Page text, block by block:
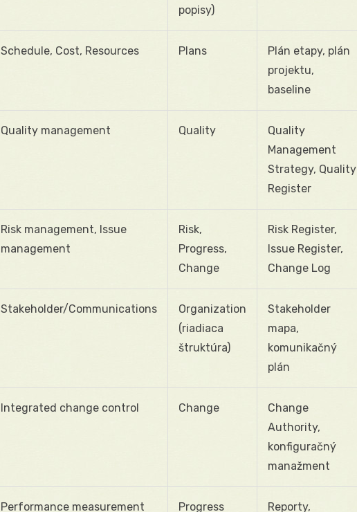
popisy)
Schedule, Cost, Resources Plans
Plán etapy, plán
projektu,
baseline
Quality management Quality
Quality
Management
Strategy, Quality
Register
Risk management, Issue
management
Risk,
Progress,
Change
Risk Register,
Issue Register,
Change Log
Stakeholder/Communications
Organization
(riadiaca
štruktúra)
Stakeholder
mapa,
komunikačný
plán
Integrated change control Change
Change
Authority,
konfiguračný
manažment
Performance measurement Progress Reporty,